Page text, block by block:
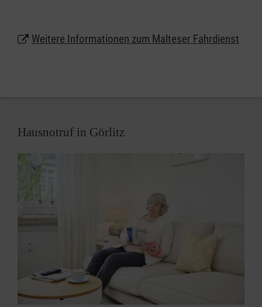
Antragstellung auf Kostenübernahme durch die
Weitere Informationen zum Malteser Fahrdienst
Hausnotruf in Görlitz